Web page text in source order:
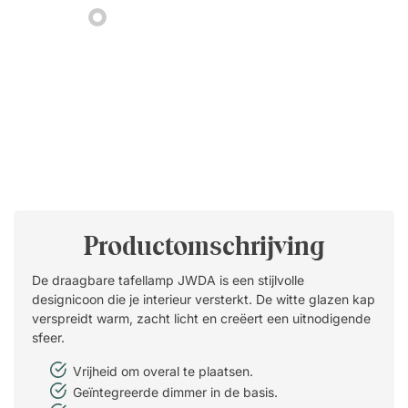
Productomschrijving
De draagbare tafellamp JWDA is een stijlvolle
designicoon die je interieur versterkt. De witte glazen kap
verspreidt warm, zacht licht en creëert een uitnodigende
sfeer.
Vrijheid om overal te plaatsen.
Geïntegreerde dimmer in de basis.